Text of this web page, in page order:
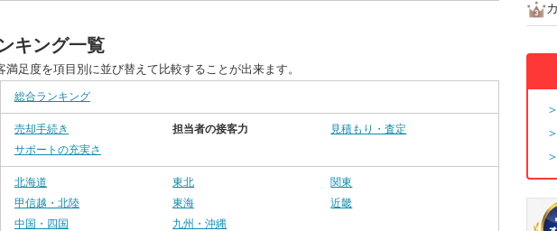
キング一覧
満足度を項目別に並び替えて比較することが出来ます。
総合ランキング
売却手続き 担当者の接客力
見積もり・査定
サポートの充実さ
北海道 東北
関東
甲信越・北陸
東海
近畿
中国・四国
九州・沖縄